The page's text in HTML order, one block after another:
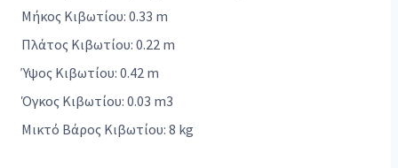
Μήκος Κιβωτίου: 0.33 m
Πλάτος Κιβωτίου: 0.22 m
Ύψος Κιβωτίου: 0.42 m
Όγκος Κιβωτίου: 0.03 m3
Μικτό Βάρος Κιβωτίου: 8 kg